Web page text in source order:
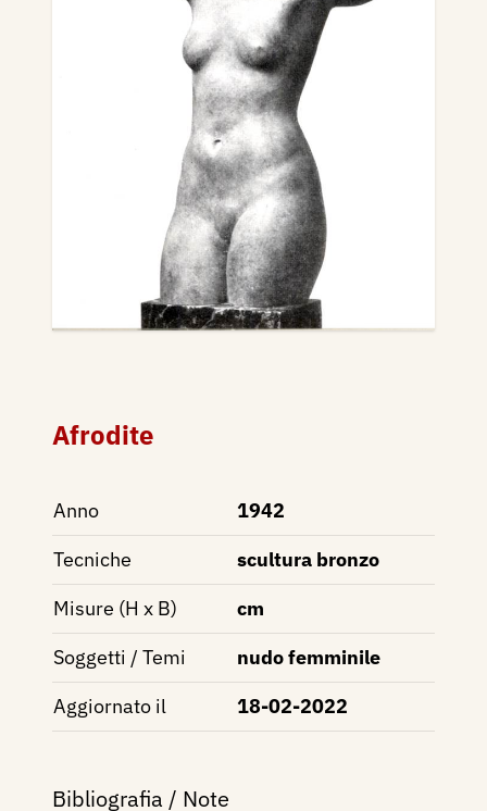
Afrodite
Anno
1942
Tecniche
scultura bronzo
Misure (H x B)
cm
Soggetti / Temi
nudo femminile
Aggiornato il
18-02-2022
Bibliografia / Note